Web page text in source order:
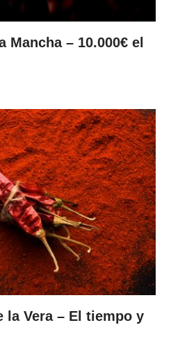
Mancha – 10.000€ el
la Vera – El tiempo y